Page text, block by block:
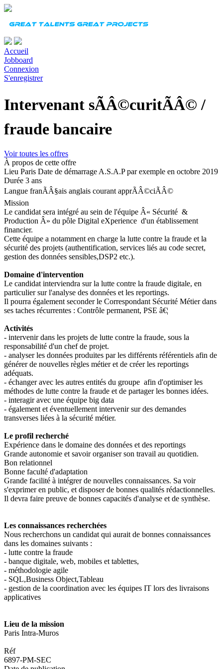
Accueil
Jobboard
Connexion
S'enregistrer
Intervenant sÃÂ©curitÃÂ© /
fraude bancaire
Voir toutes les offres
À propos de cette offre
Lieu Paris Date de démarrage A.S.A.P par exemple en octobre 2019
Durée 3 ans
Langue franÃÂ§ais anglais courant apprÃÂ©ciÃÂ©
Mission
Le candidat sera intégré au sein de l'équipe Â« Sécurité &
Production Â» du pôle Digital eXperience d'un établissement
financier.
Cette équipe a notamment en charge la lutte contre la fraude et la
sécurité des projets (authentification, services liés au code secret,
gestion des données sensibles,DSP2 etc.).
Domaine d'intervention
Le candidat interviendra sur la lutte contre la fraude digitale, en
particulier sur l'analyse des données et les reportings.
Il pourra également seconder le Correspondant Sécurité Métier dans
ses taches récurrentes : Contrôle permanent, PSE â€¦
Activités
- intervenir dans les projets de lutte contre la fraude, sous la
responsabilité d'un chef de projet.
- analyser les données produites par les différents référentiels afin de
générer de nouvelles règles métier et de créer les reportings
adéquats.
- échanger avec les autres entités du groupe afin d'optimiser les
méthodes de lutte contre la fraude et de partager les bonnes idées.
- interagir avec une équipe big data
- également et éventuellement intervenir sur des demandes
transverses liées à la sécurité métier.
Le profil recherché
Expérience dans le domaine des données et des reportings
Grande autonomie et savoir organiser son travail au quotidien.
Bon relationnel
Bonne faculté d'adaptation
Grande facilité à intégrer de nouvelles connaissances. Sa voir
s'exprimer en public, et disposer de bonnes qualités rédactionnelles.
Il devra faire preuve de bonnes capacités d'analyse et de synthèse.
Les connaissances recherchées
Nous recherchons un candidat qui aurait de bonnes connaissances
dans les domaines suivants :
- lutte contre la fraude
- banque digitale, web, mobiles et tablettes,
- méthodologie agile
- SQL,Business Object,Tableau
- gestion de la coordination avec les équipes IT lors des livraisons
applicatives
Lieu de la mission
Paris Intra-Muros
Réf
6897-PM-SEC